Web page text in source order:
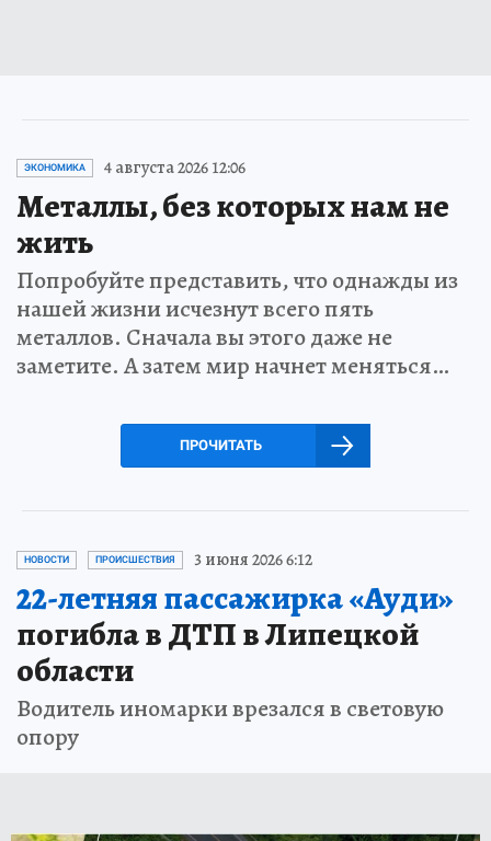
ЭКОНОМИКА 4 августа 2026 12:06
Металлы, без которых нам не
жить
Попробуйте представить, что однажды из
нашей жизни исчезнут всего пять
металлов. Сначала вы этого даже не
заметите. А затем мир начнет меняться…
ПРОЧИТАТЬ
НОВОСТИ ПРОИСШЕСТВИЯ 3 июня 2026 6:12
22-летняя пассажирка «Ауди»
погибла в ДТП в Липецкой
области
Водитель иномарки врезался в световую
опору